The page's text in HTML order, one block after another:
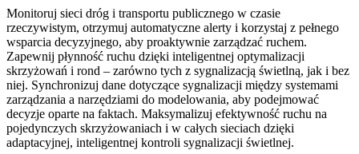
Monitoruj sieci dróg i transportu publicznego w czasie
rzeczywistym, otrzymuj automatyczne alerty i korzystaj z pełnego
wsparcia decyzyjnego, aby proaktywnie zarządzać ruchem.
Zapewnij płynność ruchu dzięki inteligentnej optymalizacji
skrzyżowań i rond – zarówno tych z sygnalizacją świetlną, jak i bez
niej. Synchronizuj dane dotyczące sygnalizacji między systemami
zarządzania a narzędziami do modelowania, aby podejmować
decyzje oparte na faktach. Maksymalizuj efektywność ruchu na
pojedynczych skrzyżowaniach i w całych sieciach dzięki
adaptacyjnej, inteligentnej kontroli sygnalizacji świetlnej.